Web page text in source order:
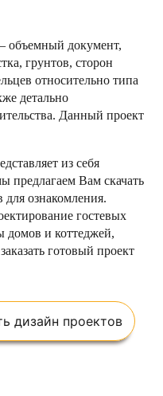
объемный документ,
грунтов, сторон
относительно типа
детально
Данный проект
из себя
предлагаем Вам скачать
ознакомления.
гостевых
домов и коттеджей,
готовый проект
дизайн проектов